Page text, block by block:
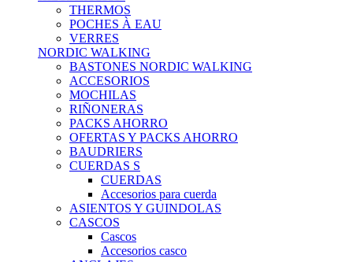
THERMOS
POCHES À EAU
VERRES
NORDIC WALKING
BASTONES NORDIC WALKING
ACCESORIOS
MOCHILAS
RIÑONERAS
PACKS AHORRO
OFERTAS Y PACKS AHORRO
BAUDRIERS
CUERDAS S
CUERDAS
Accesorios para cuerda
ASIENTOS Y GUINDOLAS
CASCOS
Cascos
Accesorios casco